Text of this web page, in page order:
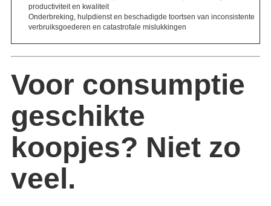
productiviteit en kwaliteit
Onderbreking, hulpdienst en beschadigde toortsen van inconsistente
verbruiksgoederen en catastrofale mislukkingen
Voor consumptie
geschikte
koopjes? Niet zo
veel.